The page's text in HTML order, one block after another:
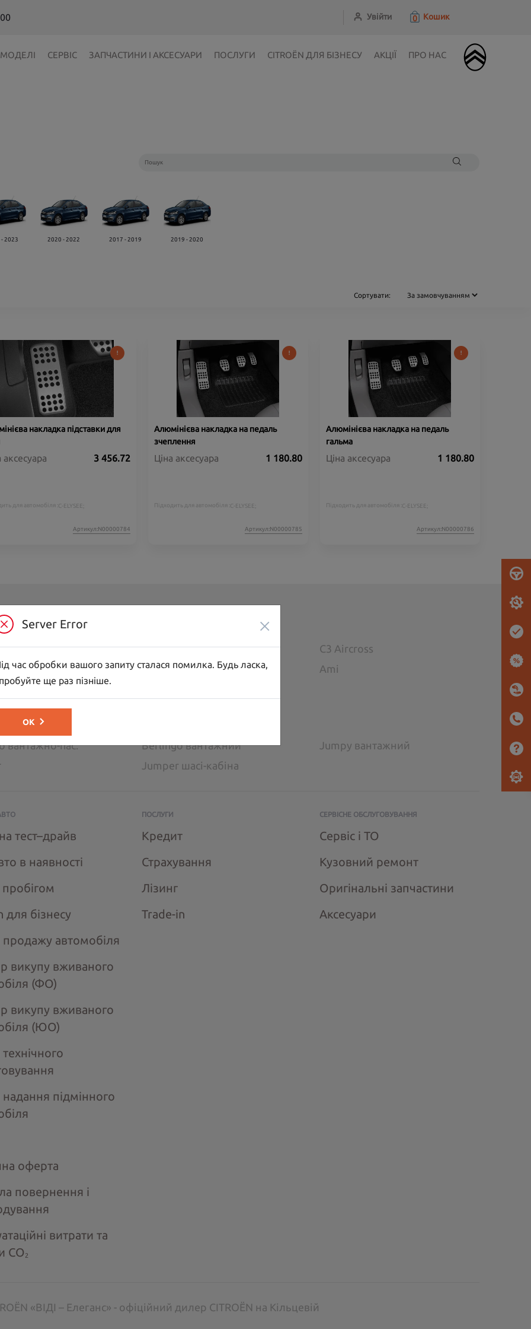
Увійти 0 Кошик
МОДЕЛІ СЕРВІС ЗАПЧАСТИНИ І АКСЕСУАРИ ПОСЛУГИ CITROЁN ДЛЯ БІЗНЕСУ АКЦІЇ ПРО НАС
- 2023 2020 - 2022 2017 - 2019 2019 - 2020
Сортувати:
накладка підставки для
аксесуара 3 456.72
для автомобіля : C-ELYSEE;
Артикул:N00000784
Алюмінієва накладка на педаль
зчеплення
Ціна аксесуара 1 180.80
Підходить для автомобіля : C-ELYSEE;
Артикул:N00000785
Алюмінієва накладка на педаль
гальма
Ціна аксесуара 1 180.80
Підходить для автомобіля : C-ELYSEE;
Артикул:N00000786
C3
C3 Aircross
C5 Aircross
Ami
пасажирський
автомобілі
вантажно-пас. Berlingo вантажний
Jumpy вантажний
Jumper шасі-кабіна
тест–драйв
в наявності
для бізнесу
автомобіля
викупу вживаного
(ФО)
викупу вживаного
(ЮО)
підмінного
оферта
повернення і
витрати та
СО 2
ПОСЛУГИ
Кредит
Страхування
Лізинг
Trade-in
СЕРВІСНЕ ОБСЛУГОВУВАННЯ
Сервіс і ТО
Кузовний ремонт
Оригінальні запчастини
Аксесуари
«ВІДІ – Елеганс» - офіційний дилер CITROËN на Кільцевій
Server Error ×
час обробки вашого запиту сталася помилка. Будь ласка,
ще раз пізніше.
ОК